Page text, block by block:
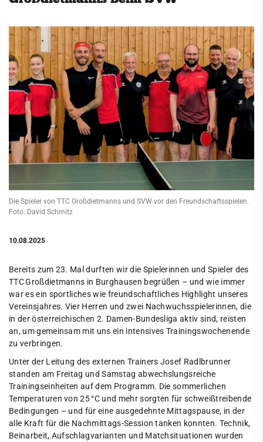
Die Spieler von TTC Großdietmanns und SVW vor den Freundschaftsspielen.
Foto: David Schmitz
10.08.2025
Bereits zum 23. Mal durften wir die Spielerinnen und Spieler des
TTC Großdietmanns in Burghausen begrüßen – und wie immer
war es ein sportliches wie freundschaftliches Highlight unseres
Vereinsjahres. Vier Herren und zwei Nachwuchsspielerinnen, die
in der österreichischen 2. Damen-Bundesliga aktiv sind, reisten
an, um gemeinsam mit uns ein intensives Trainingswochenende
zu verbringen.
Unter der Leitung des externen Trainers Josef Radlbrunner
standen am Freitag und Samstag abwechslungsreiche
Trainingseinheiten auf dem Programm. Die sommerlichen
Temperaturen von 25 °C und mehr sorgten für schweißtreibende
Bedingungen – und für eine ausgedehnte Mittagspause, in der
alle Kraft für die Nachmittags-Session tanken konnten. Technik,
Beinarbeit, Aufschlagvarianten und Matchsituationen wurden